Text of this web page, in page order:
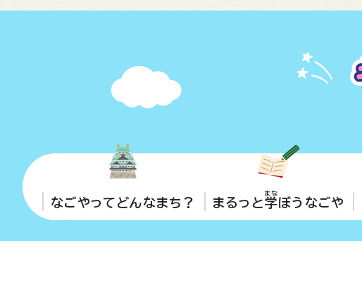
なごやってどんなまち？ まるっと学
まな
ぼうなごや